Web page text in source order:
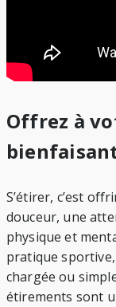
Offrez à
S’étirer, c’est
douceur, une
physique et
pratique
chargée ou
étirements sont